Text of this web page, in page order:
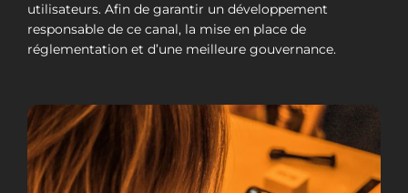
utilisateurs. Afin de garantir un développement
responsable de ce canal, la mise en place de
réglementation et d’une meilleure gouvernance.